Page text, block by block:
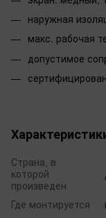
наружная
макс. рабочая
допустимое
Страна, в
которой
произведен
Где монтируется